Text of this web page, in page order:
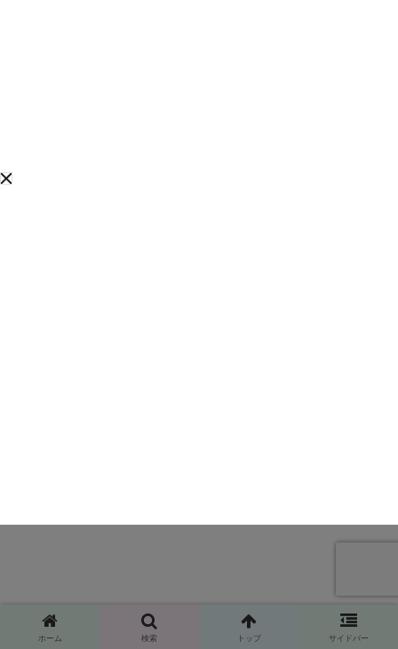
ホーム 検索 トップ サイドバー